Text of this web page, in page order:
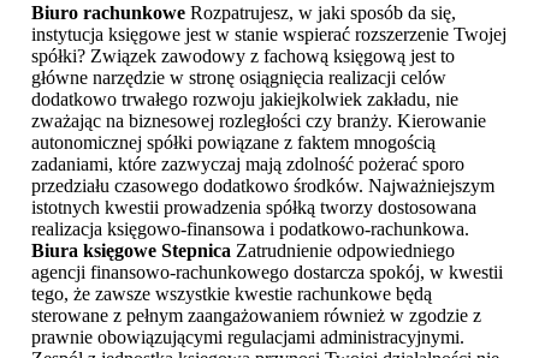
Biuro rachunkowe Rozpatrujesz, w jaki sposób da się,
instytucja księgowe jest w stanie wspierać rozszerzenie Twojej
spółki? Związek zawodowy z fachową księgową jest to
główne narzędzie w stronę osiągnięcia realizacji celów
dodatkowo trwałego rozwoju jakiejkolwiek zakładu, nie
zważając na biznesowej rozległości czy branży. Kierowanie
autonomicznej spółki powiązane z faktem mnogością
zadaniami, które zazwyczaj mają zdolność pożerać sporo
przedziału czasowego dodatkowo środków. Najważniejszym
istotnych kwestii prowadzenia spółką tworzy dostosowana
realizacja księgowo-finansowa i podatkowo-rachunkowa.
Biura księgowe Stepnica Zatrudnienie odpowiedniego
agencji finansowo-rachunkowego dostarcza spokój, w kwestii
tego, że zawsze wszystkie kwestie rachunkowe będą
sterowane z pełnym zaangażowaniem również w zgodzie z
prawnie obowiązującymi regulacjami administracyjnymi.